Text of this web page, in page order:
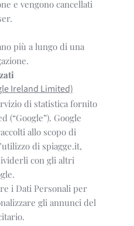
e vengono cancellati
più a lungo di una
Ireland Limited)
di statistica fornito
(“Google”). Google
allo scopo di
di spiagge.it,
con gli altri
i Dati Personali per
gli annunci del